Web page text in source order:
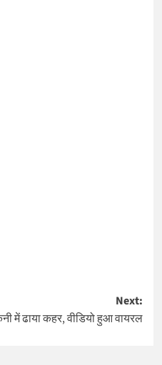
Next:
में ढाया कहर, वीडियो हुआ वायरल